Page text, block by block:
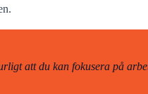
att du kan fokusera på